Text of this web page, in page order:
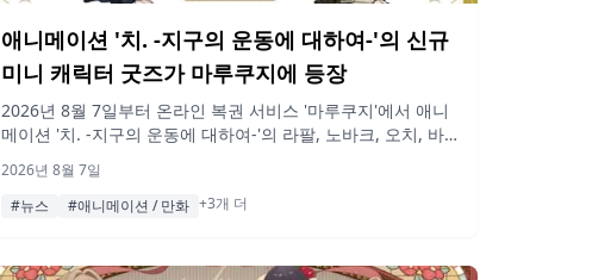
애니메이션 '치. -지구의 운동에 대하여-'의 신규
미니 캐릭터 굿즈가 마루쿠지에 등장
2026년 8월 7일부터 온라인 복권 서비스 '마루쿠지'에서 애니
메이션 '치. -지구의 운동에 대하여-'의 라팔, 노바크, 오치, 바
복권이 1회당 770엔에 판매됩니다.
2026년 8월 7일
#뉴스
#애니메이션 / 만화 +3개 더